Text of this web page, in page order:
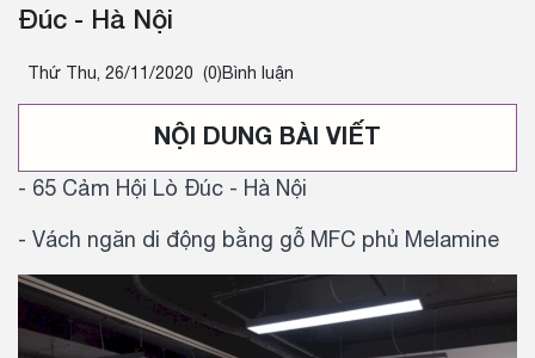
Đúc - Hà Nội
Thứ Thu, 26/11/2020 (0)Bình luận
NỘI DUNG BÀI VIẾT
- 65 Cảm Hội Lò Đúc - Hà Nội
- Vách ngăn di động bằng gỗ MFC phủ Melamine